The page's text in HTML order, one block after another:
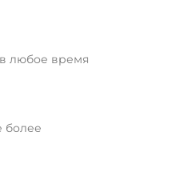
любое время
более